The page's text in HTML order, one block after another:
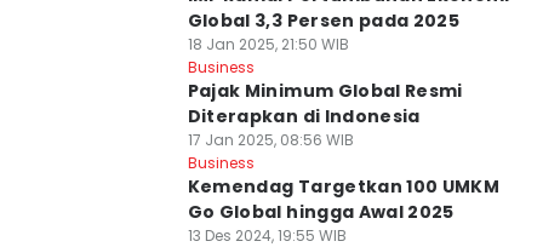
Global 3,3 Persen pada 2025
18 Jan 2025, 21:50 WIB
Business
Pajak Minimum Global Resmi
Diterapkan di Indonesia
17 Jan 2025, 08:56 WIB
Business
Kemendag Targetkan 100 UMKM
Go Global hingga Awal 2025
13 Des 2024, 19:55 WIB